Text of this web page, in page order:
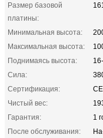
Размер базовой
платины:
Минимальная высота:
Максимальная высота:
Поднимаясь высота:
Сила:
Сертификация:
Чистый вес:
Гарантия:
1
После обслуживания: